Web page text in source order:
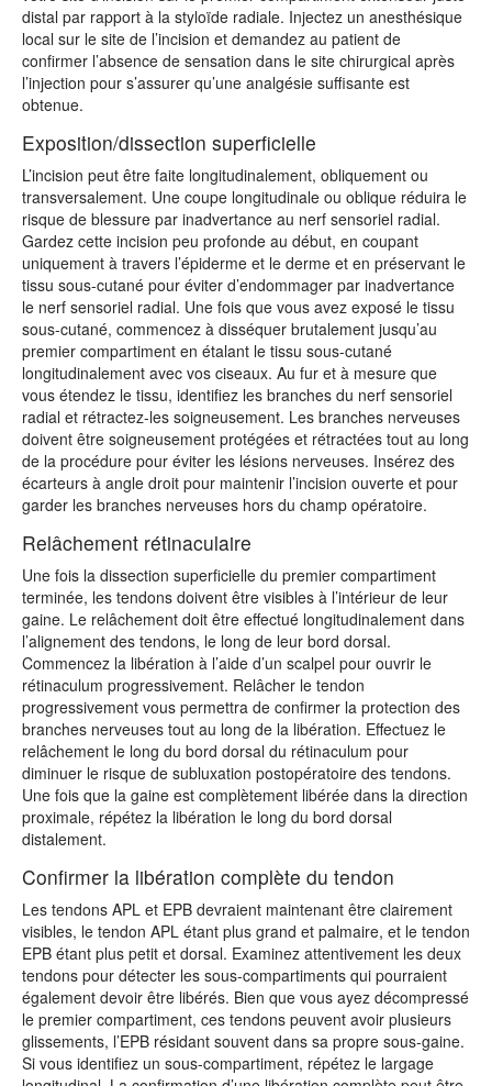
distal par rapport à la styloïde radiale. Injectez un anesthésique
local sur le site de l’incision et demandez au patient de
confirmer l’absence de sensation dans le site chirurgical après
l’injection pour s’assurer qu’une analgésie suffisante est
obtenue.
Exposition/dissection superficielle
L’incision peut être faite longitudinalement, obliquement ou
transversalement. Une coupe longitudinale ou oblique réduira le
risque de blessure par inadvertance au nerf sensoriel radial.
Gardez cette incision peu profonde au début, en coupant
uniquement à travers l’épiderme et le derme et en préservant le
tissu sous-cutané pour éviter d’endommager par inadvertance
le nerf sensoriel radial. Une fois que vous avez exposé le tissu
sous-cutané, commencez à disséquer brutalement jusqu’au
premier compartiment en étalant le tissu sous-cutané
longitudinalement avec vos ciseaux. Au fur et à mesure que
vous étendez le tissu, identifiez les branches du nerf sensoriel
radial et rétractez-les soigneusement. Les branches nerveuses
doivent être soigneusement protégées et rétractées tout au long
de la procédure pour éviter les lésions nerveuses. Insérez des
écarteurs à angle droit pour maintenir l’incision ouverte et pour
garder les branches nerveuses hors du champ opératoire.
Relâchement rétinaculaire
Une fois la dissection superficielle du premier compartiment
terminée, les tendons doivent être visibles à l’intérieur de leur
gaine. Le relâchement doit être effectué longitudinalement dans
l’alignement des tendons, le long de leur bord dorsal.
Commencez la libération à l’aide d’un scalpel pour ouvrir le
rétinaculum progressivement. Relâcher le tendon
progressivement vous permettra de confirmer la protection des
branches nerveuses tout au long de la libération. Effectuez le
relâchement le long du bord dorsal du rétinaculum pour
diminuer le risque de subluxation postopératoire des tendons.
Une fois que la gaine est complètement libérée dans la direction
proximale, répétez la libération le long du bord dorsal
distalement.
Confirmer la libération complète du tendon
Les tendons APL et EPB devraient maintenant être clairement
visibles, le tendon APL étant plus grand et palmaire, et le tendon
EPB étant plus petit et dorsal. Examinez attentivement les deux
tendons pour détecter les sous-compartiments qui pourraient
également devoir être libérés. Bien que vous ayez décompressé
le premier compartiment, ces tendons peuvent avoir plusieurs
glissements, l’EPB résidant souvent dans sa propre sous-gaine.
Si vous identifiez un sous-compartiment, répétez le largage